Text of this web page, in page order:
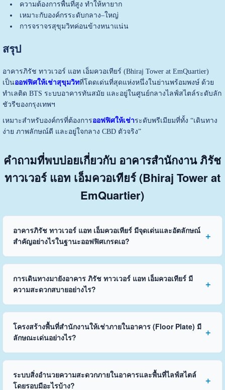
ความต้องการพื้นที่สูง ทำให้หายาก
เหมาะกับองค์กรระดับกลาง–ใหญ่
การจราจรสุขุมวิทค่อนข้างหนาแน่น
สรุป
อาคารภิรัช ทาวเวอร์ แอท เอ็มควอเทียร์ (Bhiraj Tower at EmQuartier)
เป็นออฟฟิศให้เช่าสุขุมวิทที่โดดเด่นที่สุดแห่งหนึ่งในย่านพร้อมพงษ์ ด้วย
ทำเลติด BTS ระบบอาคารทันสมัย และอยู่ในศูนย์กลางไลฟ์สไตล์ระดับลัก
ชัวรีของกรุงเทพฯ
เหมาะสำหรับองค์กรที่ต้องการออฟฟิศให้เช่าระดับพรีเมียมที่ทั้ง “เดินทาง
ง่าย ภาพลักษณ์ดี และอยู่ใจกลาง CBD ตัวจริง”
คำถามที่พบบ่อยเกี่ยวกับ อาคารสำนักงาน ภิรัช
ทาวเวอร์ แอท เอ็มควอเทียร์ (Bhiraj Tower at
EmQuartier)
อาคารภิรัช ทาวเวอร์ แอท เอ็มควอเทียร์ มีจุดเด่นและอัตลักษณ์
สำคัญอย่างไรในฐานะออฟฟิศเกรดเอ?
การเดินทางมายังอาคาร ภิรัช ทาวเวอร์ แอท เอ็มควอเทียร์ มี
ความสะดวกสบายอย่างไร?
โครงสร้างพื้นที่สำนักงานให้เช่าภายในอาคาร (Floor Plate) มี
ลักษณะเด่นอย่างไร?
ระบบสิ่งอำนวยความสะดวกภายในอาคารและพื้นที่ไลฟ์สไตล์
โดยรอบมีอะไรบ้าง?